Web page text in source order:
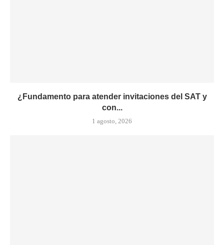
¿Fundamento para atender invitaciones del SAT y
con...
1 agosto, 2026